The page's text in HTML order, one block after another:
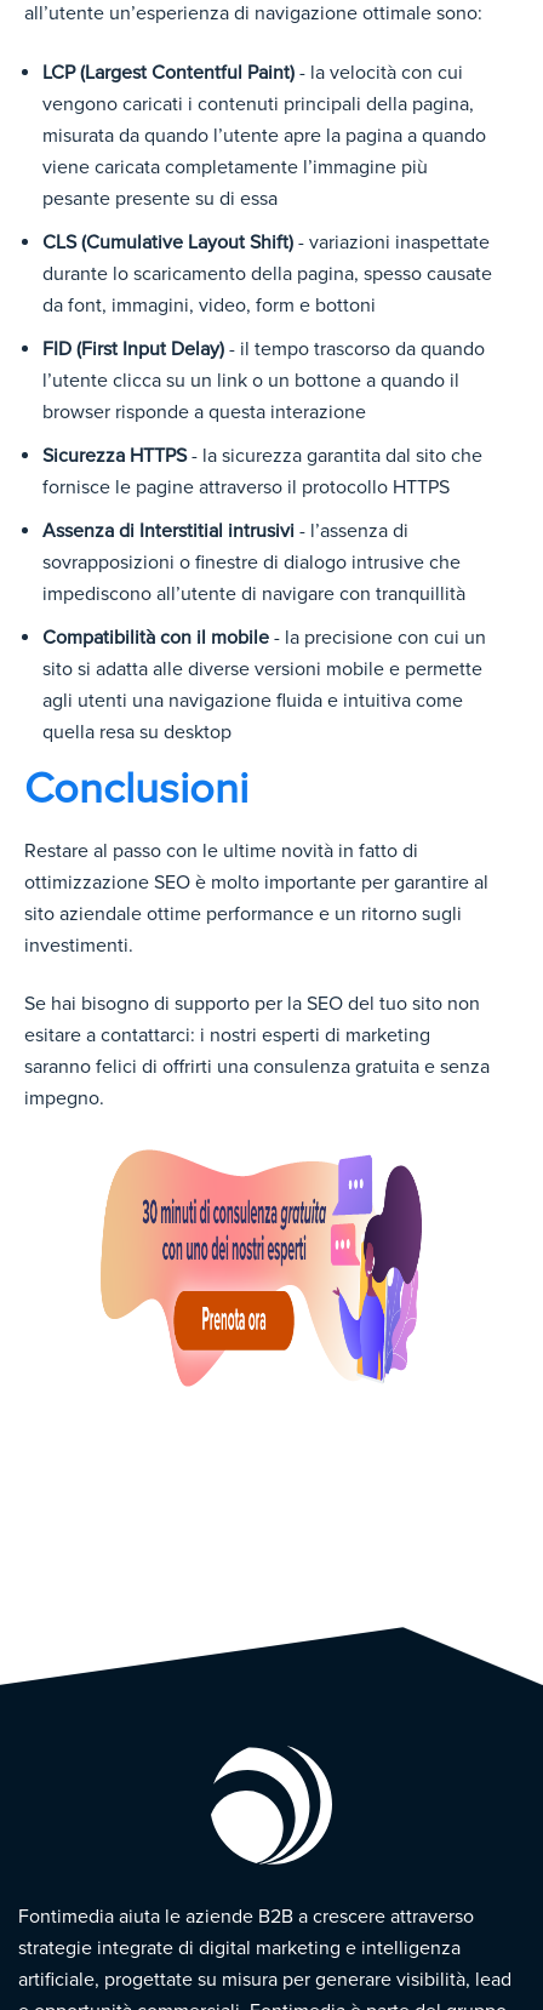
all’utente un’esperienza di navigazione ottimale sono:
LCP (Largest Contentful Paint) - la velocità con cui
vengono caricati i contenuti principali della pagina,
misurata da quando l’utente apre la pagina a quando
viene caricata completamente l’immagine più
pesante presente su di essa
CLS (Cumulative Layout Shift) - variazioni inaspettate
durante lo scaricamento della pagina, spesso causate
da font, immagini, video, form e bottoni
FID (First Input Delay) - il tempo trascorso da quando
l’utente clicca su un link o un bottone a quando il
browser risponde a questa interazione
Sicurezza HTTPS- la sicurezza garantita dal sito che
fornisce le pagine attraverso il protocollo HTTPS
Assenza di Interstitial intrusivi - l’assenza di
sovrapposizioni o finestre di dialogo intrusive che
impediscono all’utente di navigare con tranquillità
Compatibilità con il mobile - la precisione con cui un
sito si adatta alle diverse versioni mobile e permette
agli utenti una navigazione fluida e intuitiva come
quella resa su desktop
Conclusioni
Restare al passo con le ultime novità in fatto di
ottimizzazione SEO è molto importante per garantire al
sito aziendale ottime performance e un ritorno sugli
investimenti.
Se hai bisogno di supporto per la SEO del tuo sito non
esitare a contattarci: i nostri esperti di marketing
saranno felici di offrirti una consulenza gratuita e senza
impegno.
Fontimedia aiuta le aziende B2B a crescere attraverso
strategie integrate di digital marketing e intelligenza
artificiale, progettate su misura per generare visibilità, lead